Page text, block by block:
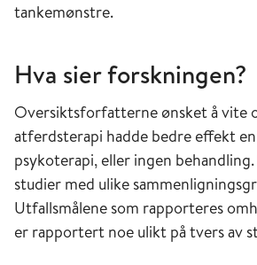
tankemønstre.
Hva sier forskningen?
Oversiktsforfatterne ønsket å vite
atferdsterapi hadde bedre effekt
psykoterapi, eller ingen
studier med ulike
Utfallsmålene som rapporteres
er rapportert noe ulikt på tvers av